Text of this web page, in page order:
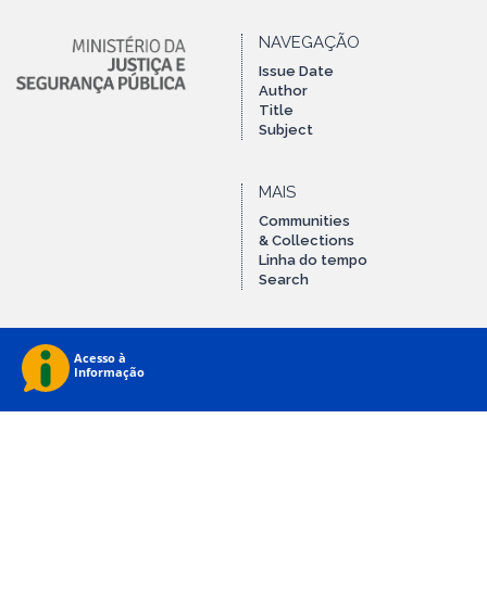
NAVEGAÇÃO
Issue Date
Author
Title
Subject
MAIS
Communities
& Collections
Linha do tempo
Search